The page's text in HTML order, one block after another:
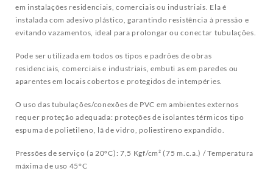
em instalações residenciais, comerciais ou industriais. Ela é
instalada com adesivo plástico, garantindo resistência à pressão e
evitando vazamentos, ideal para prolongar ou conectar tubulações.
Pode ser utilizada em todos os tipos e padrões de obras
residenciais, comerciais e industriais, embuti as em paredes ou
aparentes em locais cobertos e protegidos de intempéries.
O uso das tubulações/conexões de PVC em ambientes externos
requer proteção adequada: proteções de isolantes térmicos tipo
espuma de polietileno, lã de vidro, poliestireno expandido.
Pressões de serviço (a 20ºC): 7,5 Kgf/cm² (75 m.c.a.) / Temperatura
máxima de uso 45°C